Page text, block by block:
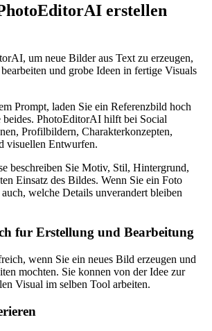
erstellen
um neue Bilder aus Text zu erzeugen,
und grobe Ideen in fertige Visuals
Prompt, laden Sie ein Referenzbild hoch
beides. PhotoEditorAI hilft bei Social
Profilbildern, Charakterkonzepten,
visuellen Entwurfen.
beschreiben Sie Motiv, Stil, Hintergrund,
Einsatz des Bildes. Wenn Sie ein Foto
auch, welche Details unverandert bleiben
fur Erstellung und Bearbeitung
wenn Sie ein neues Bild erzeugen und
mochten. Sie konnen von der Idee zur
Visual im selben Tool arbeiten.